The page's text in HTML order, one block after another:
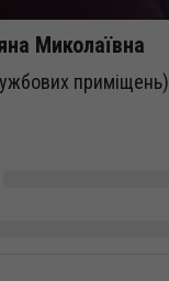
Миколаївна
приміщень)